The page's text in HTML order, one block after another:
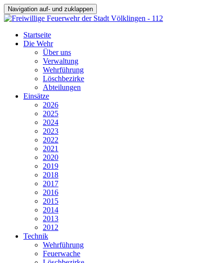
Navigation auf- und zuklappen
Startseite
Die Wehr
Über uns
Verwaltung
Wehrführung
Löschbezirke
Abteilungen
Einsätze
2026
2025
2024
2023
2022
2021
2020
2019
2018
2017
2016
2015
2014
2013
2012
Technik
Wehrführung
Feuerwache